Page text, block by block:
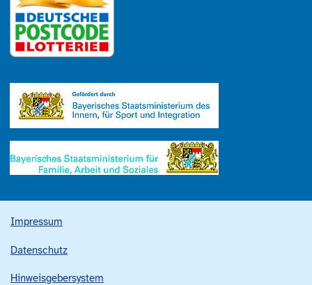
Impressum
Datenschutz
Hinweisgebersystem